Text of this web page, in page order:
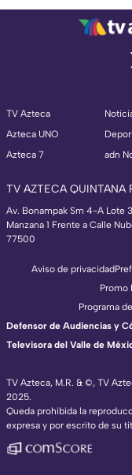
TV Azteca
Azteca UNO
Azteca 7
adn
TV AZTECA QUINTANA
Av. Bonampak Sm 4-A Lote
Manzana 1 Frente a Calle
77500
TV Azteca, M.R. & ©, TV
2025.
Queda prohibida la
expresa y por escrito de su
Aviso de privacidad
Promo
Programa
Defensor de Audiencias y
Televisora del Valle de